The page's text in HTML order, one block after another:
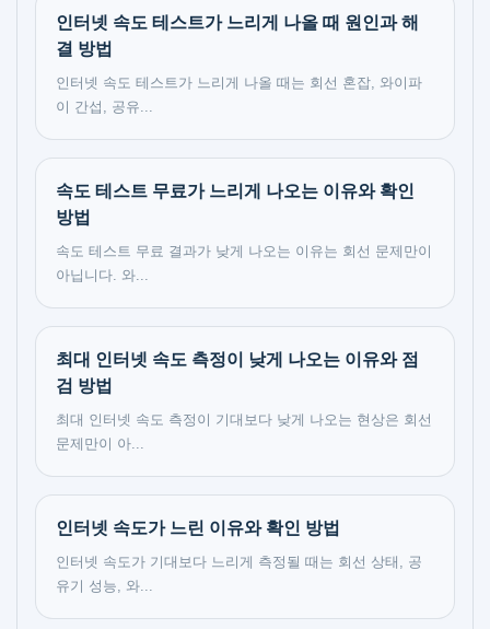
인터넷 속도 테스트가 느리게 나올 때 원인과 해
결 방법
인터넷 속도 테스트가 느리게 나올 때는 회선 혼잡, 와이파
이 간섭, 공유...
속도 테스트 무료가 느리게 나오는 이유와 확인
방법
속도 테스트 무료 결과가 낮게 나오는 이유는 회선 문제만이
아닙니다. 와...
최대 인터넷 속도 측정이 낮게 나오는 이유와 점
검 방법
최대 인터넷 속도 측정이 기대보다 낮게 나오는 현상은 회선
문제만이 아...
인터넷 속도가 느린 이유와 확인 방법
인터넷 속도가 기대보다 느리게 측정될 때는 회선 상태, 공
유기 성능, 와...